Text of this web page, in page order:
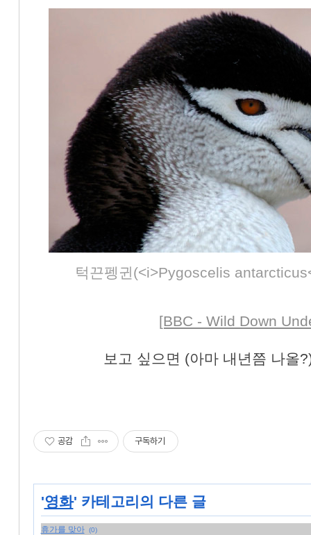
턱끈펭귄(<i>Pygoscelis
[BBC - Wild Down
보고 싶으면 (아마 내년쯤 나올
공감 구독하기
'영화' 카테고리의 다른 글
휴가를 맞아 (0)